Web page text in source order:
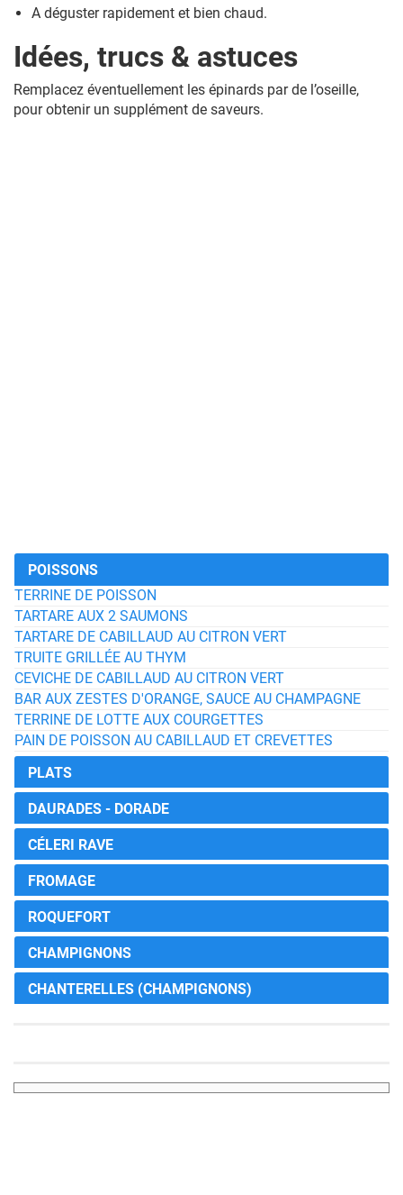
A déguster rapidement et bien chaud.
Idées, trucs & astuces
Remplacez éventuellement les épinards par de l’oseille,
pour obtenir un supplément de saveurs.
POISSONS
TERRINE DE POISSON
TARTARE AUX 2 SAUMONS
TARTARE DE CABILLAUD AU CITRON VERT
TRUITE GRILLÉE AU THYM
CEVICHE DE CABILLAUD AU CITRON VERT
BAR AUX ZESTES D'ORANGE, SAUCE AU CHAMPAGNE
TERRINE DE LOTTE AUX COURGETTES
PAIN DE POISSON AU CABILLAUD ET CREVETTES
PLATS
DAURADES - DORADE
CÉLERI RAVE
FROMAGE
ROQUEFORT
CHAMPIGNONS
CHANTERELLES (CHAMPIGNONS)